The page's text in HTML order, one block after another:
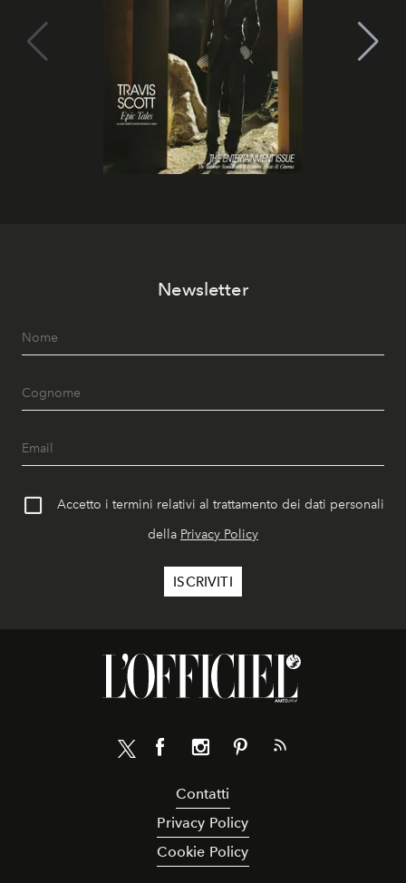
Newsletter
Accetto i termini relativi al trattamento dei dati personali
della Privacy Policy
Contatti
Privacy Policy
Cookie Policy